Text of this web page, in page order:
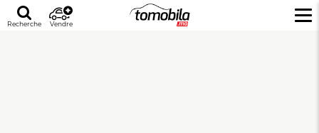
Recherche Vendre